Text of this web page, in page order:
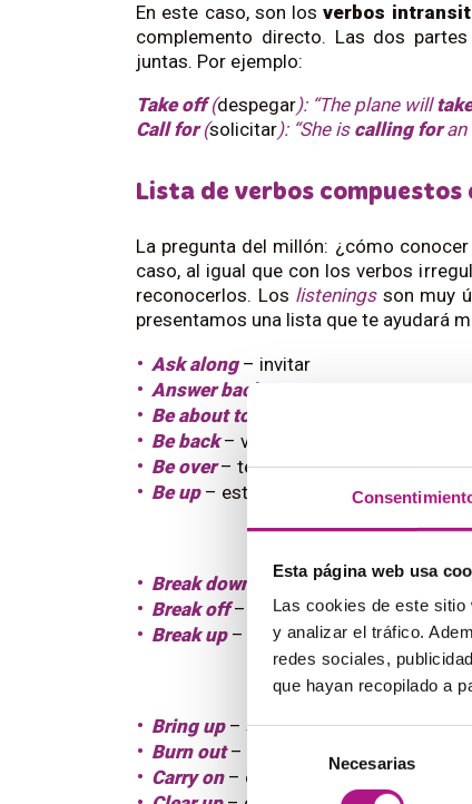
Esta página web usa
Las cookies de este
y analizar el tráfico.
redes sociales,
que hayan recopilado a
Selección
consentimiento
Necesarias
En este caso, son losverbos
complemento directo. Las dos
juntas. Por ejemplo:
Take off(despegar): “The plane will
Call for(solicitar): “She is calling foran
Lista de verbos compuestos
La pregunta del millón: ¿cómo
caso, al igual que con los verbos
reconocerlos. Los listenings son muy
presentamos una lista que te ayudará
Ask along – invitar
Answer back
Be about to
Be back – volver
Be over– terminarse
Be up– estar levantado/a
Break down
– estropearse
Break off – romper
Break up– romper una relación
Bring up– sacar un tema
Burn out– consumirse
Carry on– continuar